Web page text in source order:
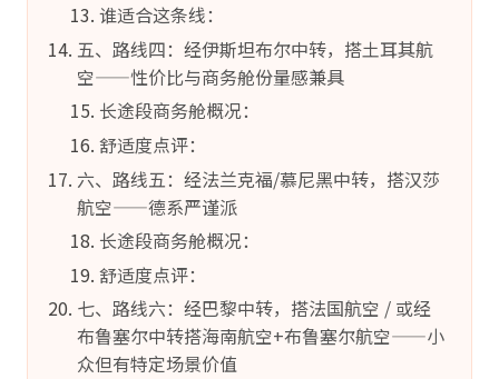
谁适合这条线：
五、路线四：经伊斯坦布尔中转，搭土耳其航
空——性价比与商务舱份量感兼具
长途段商务舱概况：
舒适度点评：
六、路线五：经法兰克福/慕尼黑中转，搭汉莎
航空——德系严谨派
长途段商务舱概况：
舒适度点评：
七、路线六：经巴黎中转，搭法国航空 / 或经
布鲁塞尔中转搭海南航空+布鲁塞尔航空——小
众但有特定场景价值